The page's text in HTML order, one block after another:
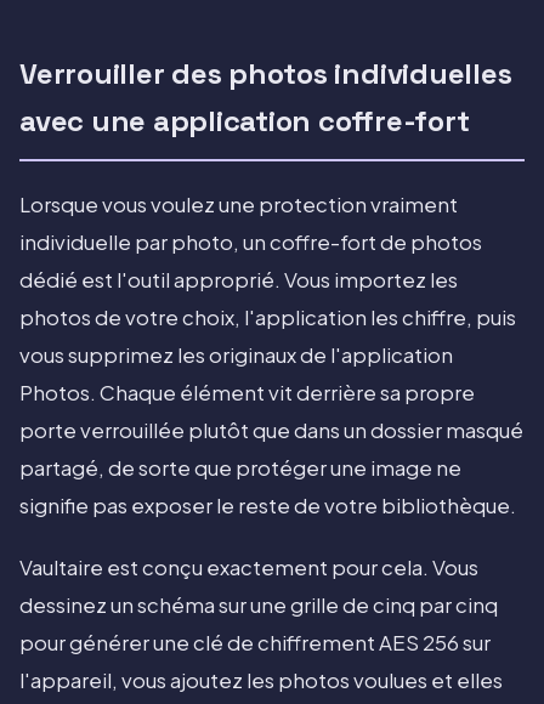
Verrouiller des photos individuelles
avec une application coffre-fort
Lorsque vous voulez une protection vraiment
individuelle par photo, un coffre-fort de photos
dédié est l'outil approprié. Vous importez les
photos de votre choix, l'application les chiffre, puis
vous supprimez les originaux de l'application
Photos. Chaque élément vit derrière sa propre
porte verrouillée plutôt que dans un dossier masqué
partagé, de sorte que protéger une image ne
signifie pas exposer le reste de votre bibliothèque.
Vaultaire est conçu exactement pour cela. Vous
dessinez un schéma sur une grille de cinq par cinq
pour générer une clé de chiffrement AES 256 sur
l'appareil, vous ajoutez les photos voulues et elles